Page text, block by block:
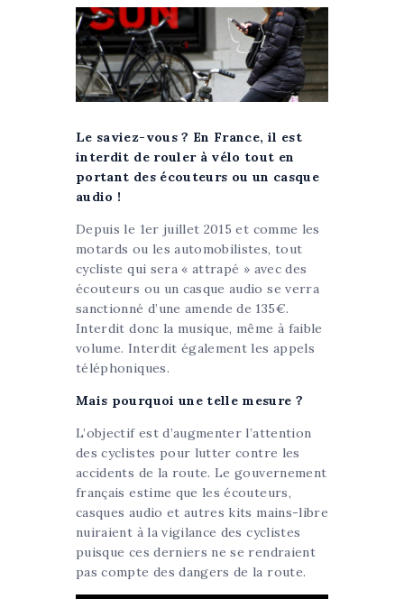
Le saviez-vous ? En France, il est
interdit de rouler à vélo tout en
portant des écouteurs ou un casque
audio !
Depuis le 1er juillet 2015 et comme les
motards ou les automobilistes, tout
cycliste qui sera « attrapé » avec des
écouteurs ou un casque audio se verra
sanctionné d’une amende de 135€.
Interdit donc la musique, même à faible
volume. Interdit également les appels
téléphoniques.
Mais pourquoi une telle mesure ?
L’objectif est d’augmenter l’attention
des cyclistes pour lutter contre les
accidents de la route. Le gouvernement
français estime que les écouteurs,
casques audio et autres kits mains-libre
nuiraient à la vigilance des cyclistes
puisque ces derniers ne se rendraient
pas compte des dangers de la route.